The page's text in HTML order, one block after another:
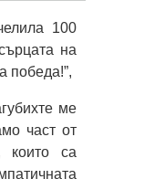
100
на
победа!”,
ме
част от
които са